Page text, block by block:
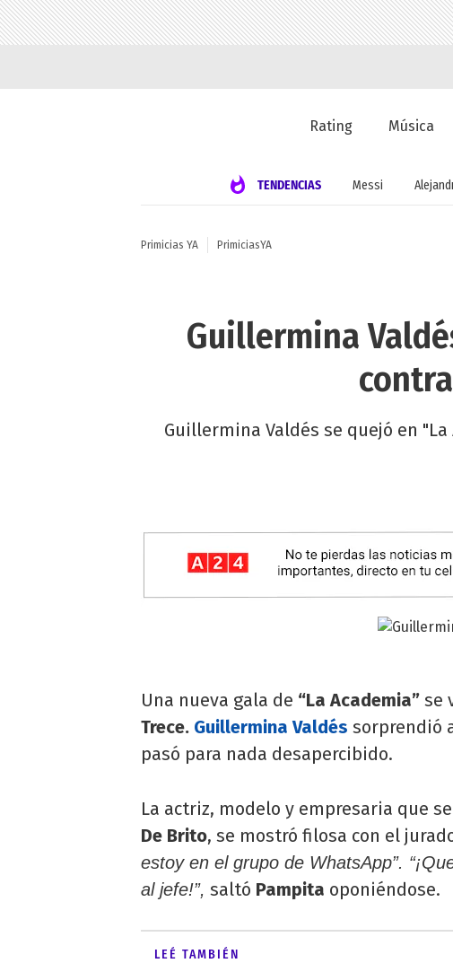
Rating Música
TENDENCIAS Messi
Primicias YA PrimiciasYA
Guillermina
Guillermina Valdés se quejó en
Una nueva gala de “La Academia” se
Trece. Guillermina Valdés sorprendió
pasó para nada desapercibido.
La actriz, modelo y empresaria que
De Brito, se mostró filosa con el
estoy en el grupo de WhatsApp”.
al jefe!”, saltó Pampita oponiéndose.
LEÉ TAMBIÉN